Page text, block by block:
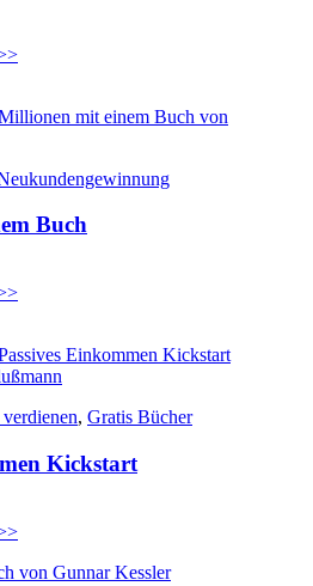
Buch
, Gratis Bücher
Kickstart